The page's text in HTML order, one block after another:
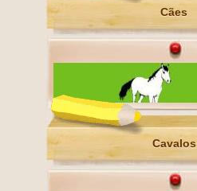
Cães
Cavalos